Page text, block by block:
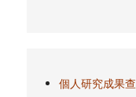
個人研究成果